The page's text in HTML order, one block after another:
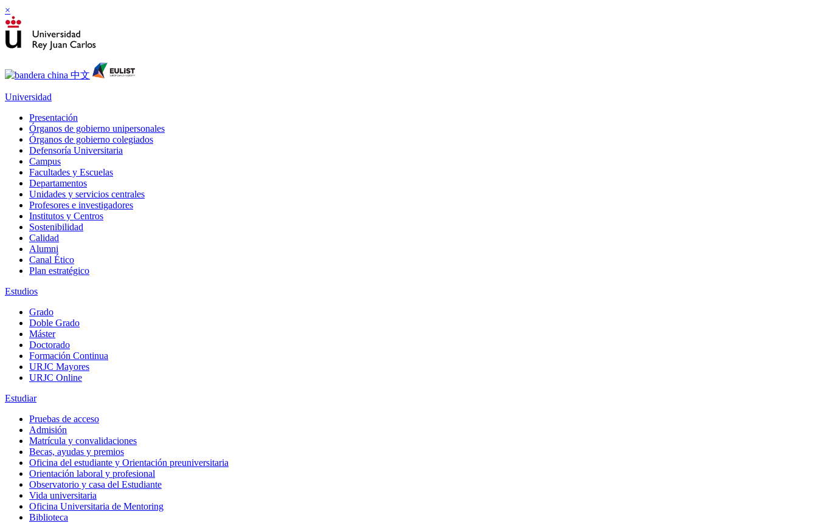
×
Universidad
Presentación
Órganos de gobierno unipersonales
Órganos de gobierno colegiados
Defensoría Universitaria
Campus
Facultades y Escuelas
Departamentos
Unidades y servicios centrales
Profesores e investigadores
Institutos y Centros
Sostenibilidad
Calidad
Alumni
Canal Ético
Plan estratégico
Estudios
Grado
Doble Grado
Máster
Doctorado
Formación Continua
URJC Mayores
URJC Online
Estudiar
Pruebas de acceso
Admisión
Matrícula y convalidaciones
Becas, ayudas y premios
Oficina del estudiante y Orientación preuniversitaria
Orientación laboral y profesional
Observatorio y casa del Estudiante
Vida universitaria
Oficina Universitaria de Mentoring
Biblioteca